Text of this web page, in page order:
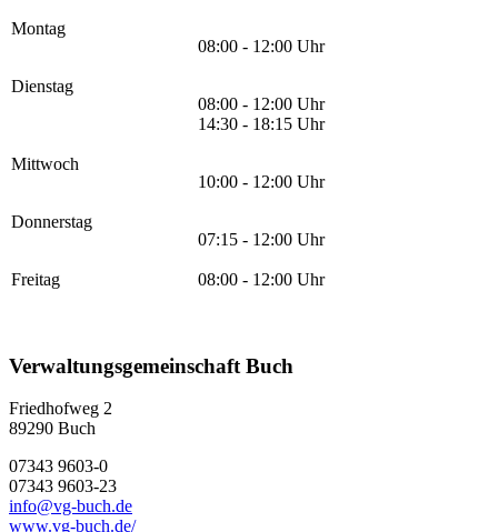
Montag
08:00 - 12:00 Uhr
Dienstag
08:00 - 12:00 Uhr
14:30 - 18:15 Uhr
Mittwoch
10:00 - 12:00 Uhr
Donnerstag
07:15 - 12:00 Uhr
Freitag 08:00 - 12:00 Uhr
Verwaltungsgemeinschaft Buch
Friedhofweg 2
89290 Buch
07343 9603-0
07343 9603-23
info@vg-buch.de
www.vg-buch.de/